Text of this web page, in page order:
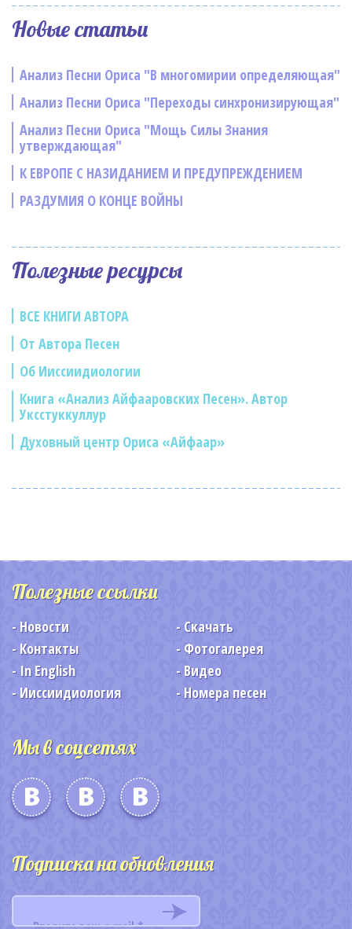
Новые статьи
Анализ Песни Ориса "В многомирии определяющая"
Анализ Песни Ориса "Переходы синхронизирующая"
Анализ Песни Ориса "Мощь Силы Знания
утверждающая"
К ЕВРОПЕ С НАЗИДАНИЕМ И ПРЕДУПРЕЖДЕНИЕМ
РАЗДУМИЯ О КОНЦЕ ВОЙНЫ
Полезные ресурсы
ВСЕ КНИГИ АВТОРА
От Автора Песен
Об Ииссиидиологии
Книга «Анализ Айфааровских Песен». Автор
Уксстуккуллур
Духовный центр Ориса «Айфаар»
Полезные ссылки
Новости
Скачать
Контакты
Фотогалерея
In English
Видео
Ииссиидиология
Номера песен
Мы в соцсетях
Подписка на обновления